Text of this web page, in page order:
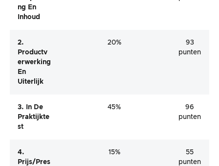
Ng En
Inhoud
2.
Productv
Erwerking
En
Uiterlijk
20%
93
punten
3. In De
Praktijkte
St
45%
96
punten
4.
Prijs/pres
15%
55
punten